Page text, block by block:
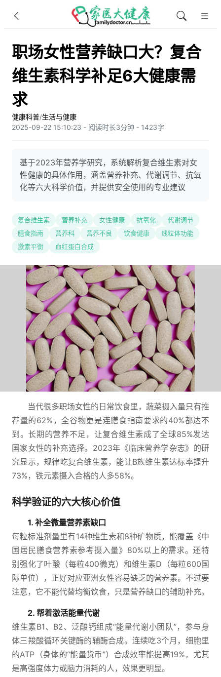
职场女性营养缺口大？复合
维生素科学补足6大健康需
求
健康科普/生活与健康
2025-09-22 15:10:23 - 阅读时长3分钟 - 1423字
基于2023年营养学研究，系统解析复合维生素对女
性健康的具体作用，涵盖营养补充、代谢调节、抗氧
化等六大科学价值，并提供安全使用的专业建议
复合维生素 营养补充 女性健康 抗氧化
代谢调节
膳食指南
营养科 营养不良 饮食健康
线粒体功能
激素平衡
血红蛋白合成
当代很多职场女性的日常饮食里，蔬菜摄入量只有推
荐量的62%，全谷物更是连膳食指南要求的40%都达不
到。长期的营养不足，让复合维生素成了全球85%发达
国家女性的补充选择。2023年《临床营养学杂志》的研
究显示，规律吃复合维生素，能让B族维生素达标率提升
73%，铁元素摄入合格的人多58%。
科学验证的六大核心价值
1. 补全微量营养素缺口
每粒标准剂量里有14种维生素和8种矿物质，能覆盖《中
国居民膳食营养素参考摄入量》80%以上的需求。还特
别强化了叶酸（每粒400微克）和维生素D（每粒600国
际单位），正好对应亚洲女性容易缺乏的营养素。不过要
注意，它不能代替均衡饮食，只是营养缺口的辅助补充。
2. 帮着激活能量代谢
维生素B1、B2、泛酸钙组成“能量代谢小团队”，参与身
体三羧酸循环关键酶的辅酶合成。连续吃3个月，细胞里
的ATP（身体的“能量货币”）合成效率能提高19%，尤其
是高强度体力或脑力消耗的人，效果更明显。